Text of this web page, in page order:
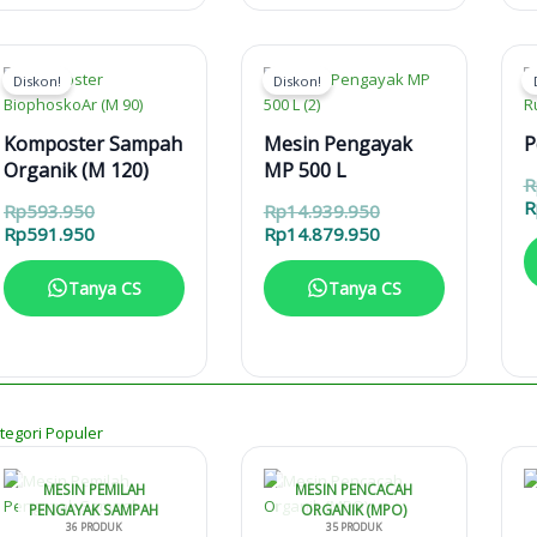
Diskon!
Komposter Sampah
Organik (M 120)
Rp593.950Harga
aslinya
adalah:
Rp593.950.
Rp591.950Harga
saat
adalah:
Rp591.950.
Tanya CS
Diskon!
Mesin Pengayak
MP 500 L
Rp14.939.950Harga
aslinya
adalah:
Rp14.939.950.
Rp14.879.950Harga
saat
ini
adalah:
Rp14.879.950.
Tanya CS
Populer
MESIN PEMILAH
PENGAYAK SAMPAH
36 PRODUK
MESIN PENCACAH
ORGANIK (MPO)
35 PRODUK